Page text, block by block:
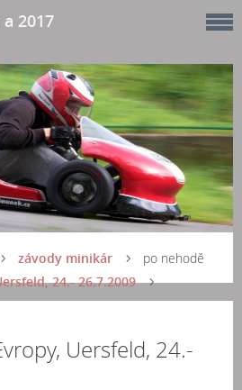
2017
závody minikár
24.- 26.7.2009
po nehodě
Uersfeld, 24.-